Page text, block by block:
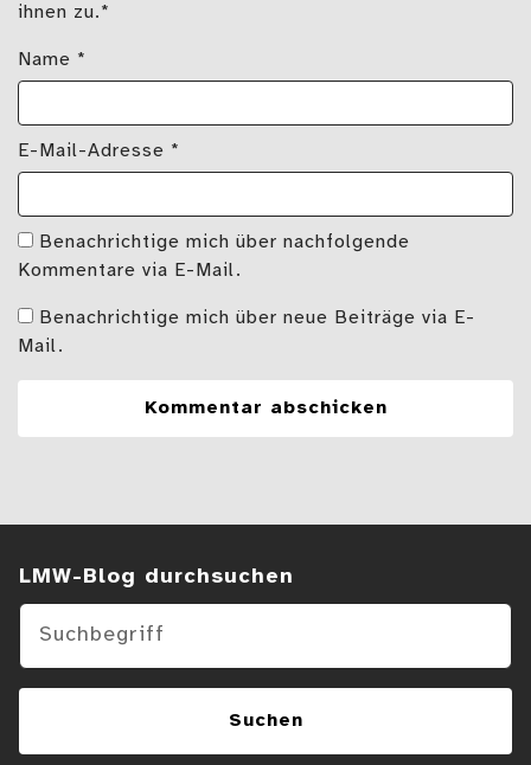
ihnen zu.*
Name *
E-Mail-Adresse *
Benachrichtige mich über nachfolgende
Kommentare via E-Mail.
Benachrichtige mich über neue Beiträge via E-
Mail.
Suchen im Blog
LMW-Blog durchsuchen
Suchen